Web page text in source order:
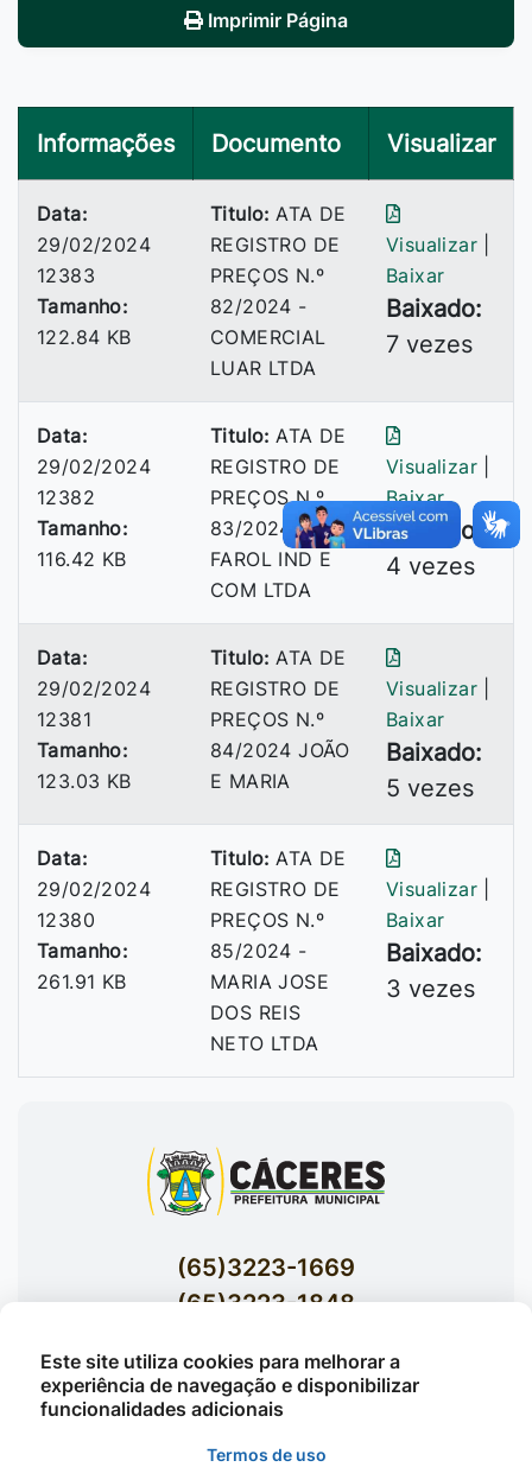
Imprimir Página
Informações Documento Visualizar
Data:
29/02/2024
12383
Tamanho:
122.84 KB
Titulo: ATA DE
REGISTRO DE
PREÇOS N.º
82/2024 -
COMERCIAL
LUAR LTDA
Visualizar
Baixar
Baixado:
7 vezes
Data:
29/02/2024
12382
Tamanho:
116.42 KB
Titulo: ATA DE
REGISTRO DE
PREÇOS N.º
83/2024 -
FAROL IND E
COM LTDA
Visualizar
Baixar
Baixado:
4 vezes
Data:
29/02/2024
12381
Tamanho:
123.03 KB
Titulo: ATA DE
REGISTRO DE
PREÇOS N.º
84/2024 JOÃO
E MARIA
Visualizar
Baixar
Baixado:
5 vezes
Data:
29/02/2024
12380
Tamanho:
261.91 KB
Titulo: ATA DE
REGISTRO DE
PREÇOS N.º
85/2024 -
MARIA JOSE
DOS REIS
NETO LTDA
Visualizar
Baixar
Baixado:
3 vezes
(65)3223-1669
(65)3223-1848
Av. Brasil nº 119 Bairro Jardim Celeste -
Cáceres
Este site utiliza cookies para melhorar a
experiência de navegação e disponibilizar
funcionalidades adicionais
Termos de uso